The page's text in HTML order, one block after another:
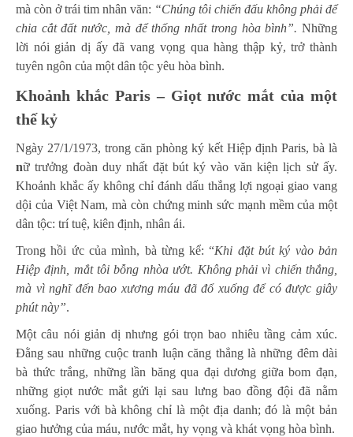
mà còn ở trái tim nhân văn: “Chúng tôi chiến đấu không phải để
chia cắt đất nước, mà để thống nhất trong hòa bình”. Những
lời nói giản dị ấy đã vang vọng qua hàng thập kỷ, trở thành
tuyên ngôn của một dân tộc yêu hòa bình.
Khoảnh khắc Paris – Giọt nước mắt của một
thế kỷ
Ngày 27/1/1973, trong căn phòng ký kết Hiệp định Paris, bà là
nữ trưởng đoàn duy nhất đặt bút ký vào văn kiện lịch sử ấy.
Khoảnh khắc ấy không chỉ đánh dấu thắng lợi ngoại giao vang
dội của Việt Nam, mà còn chứng minh sức mạnh mềm của một
dân tộc: trí tuệ, kiên định, nhân ái.
Trong hồi ức của mình, bà từng kể: “Khi đặt bút ký vào bản
Hiệp định, mắt tôi bỗng nhòa ướt. Không phải vì chiến thắng,
mà vì nghĩ đến bao xương máu đã đổ xuống để có được giây
phút này”.
Một câu nói giản dị nhưng gói trọn bao nhiêu tầng cảm xúc.
Đằng sau những cuộc tranh luận căng thẳng là những đêm dài
bà thức trắng, những lần băng qua đại dương giữa bom đạn,
những giọt nước mắt gửi lại sau lưng bao đồng đội đã nằm
xuống. Paris với bà không chỉ là một địa danh; đó là một bản
giao hưởng của máu, nước mắt, hy vọng và khát vọng hòa bình.